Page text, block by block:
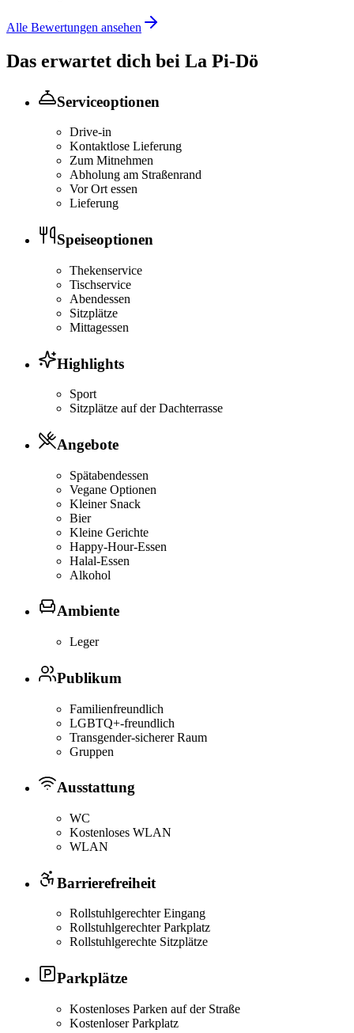
Alle Bewertungen ansehen
Das erwartet dich bei La Pi-Dö
Serviceoptionen
Drive-in
Kontaktlose Lieferung
Zum Mitnehmen
Abholung am Straßenrand
Vor Ort essen
Lieferung
Speiseoptionen
Thekenservice
Tischservice
Abendessen
Sitzplätze
Mittagessen
Highlights
Sport
Sitzplätze auf der Dachterrasse
Angebote
Spätabendessen
Vegane Optionen
Kleiner Snack
Bier
Kleine Gerichte
Happy-Hour-Essen
Halal-Essen
Alkohol
Ambiente
Leger
Publikum
Familienfreundlich
LGBTQ+-freundlich
Transgender-sicherer Raum
Gruppen
Ausstattung
WC
Kostenloses WLAN
WLAN
Barrierefreiheit
Rollstuhlgerechter Eingang
Rollstuhlgerechter Parkplatz
Rollstuhlgerechte Sitzplätze
Parkplätze
Kostenloses Parken auf der Straße
Kostenloser Parkplatz